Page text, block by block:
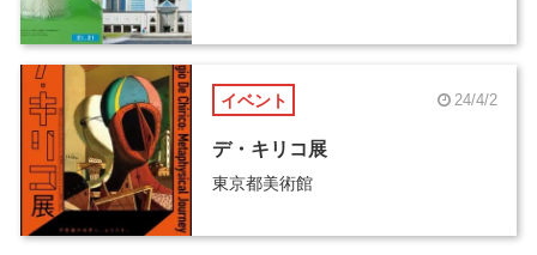
イベント 24/4/2
デ・キリコ展
東京都美術館